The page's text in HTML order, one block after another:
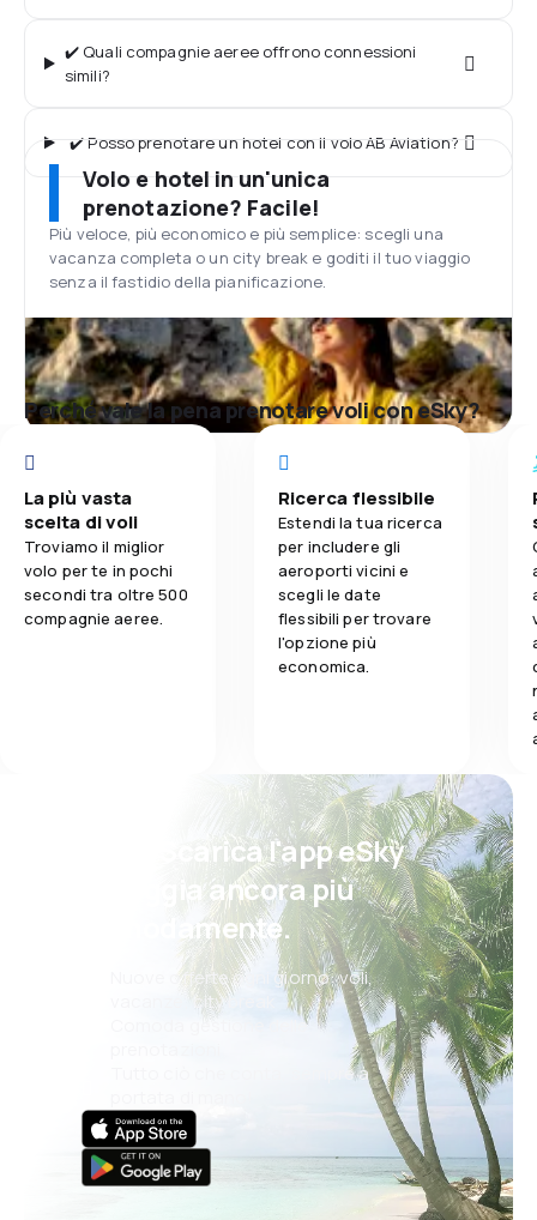
✔️ Quali compagnie aeree offrono connessioni
simili?
✔️ Posso prenotare un hotel con il volo AB Aviation?
Volo e hotel in un'unica
prenotazione? Facile!
Più veloce, più economico e più semplice: scegli una
vacanza completa o un city break e goditi il tuo viaggio
senza il fastidio della pianificazione.
Perché vale la pena prenotare voli con eSky?
La più vasta
scelta di voli
Troviamo il miglior
volo per te in pochi
secondi tra oltre 500
compagnie aeree.
Ricerca flessibile
Estendi la tua ricerca
per includere gli
aeroporti vicini e
scegli le date
flessibili per trovare
l'opzione più
economica.
Psst! Scarica l'app eSky
e viaggia ancora più
comodamente.
Nuove offerte ogni giorno: voli,
vacanze, city break
Comoda gestione delle
Tutto ciò che conta, sempre a